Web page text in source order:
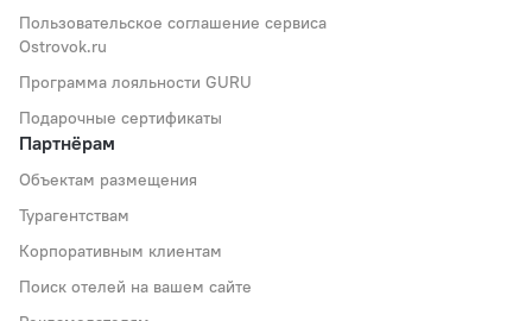
Пользовательское соглашение сервиса
Ostrovok.ru
Программа лояльности GURU
Подарочные сертификаты
Партнёрам
Объектам размещения
Турагентствам
Корпоративным клиентам
Поиск отелей на вашем сайте